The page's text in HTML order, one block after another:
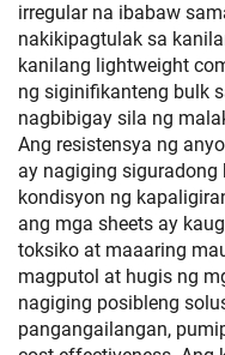
irregular na ibabaw
nakikipagtulak sa
kanilang lightweight
ng siginifikanteng bulk
nagbibigay sila ng
Ang resistensya ng
ay nagiging siguradong
kondisyon ng
ang mga sheets ay
toksiko at maaaring
magputol at hugis ng
nagiging posibleng
pangangailangan,